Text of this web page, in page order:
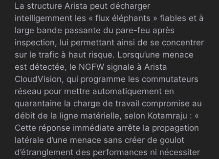
La structure Arista peut décharger
intelligemment les « flux éléphants » fiables et à
large bande passante du pare-feu après
inspection, lui permettant ainsi de se concentrer
sur le trafic à haut risque. Lorsqu’une menace
est détectée, le NGFW signale à Arista
CloudVision, qui programme les commutateurs
réseau pour mettre automatiquement en
quarantaine la charge de travail compromise au
débit de la ligne matérielle, selon Kotamraju : «
Cette réponse immédiate arrête la propagation
latérale d’une menace sans créer de goulot
d’étranglement des performances ni nécessiter